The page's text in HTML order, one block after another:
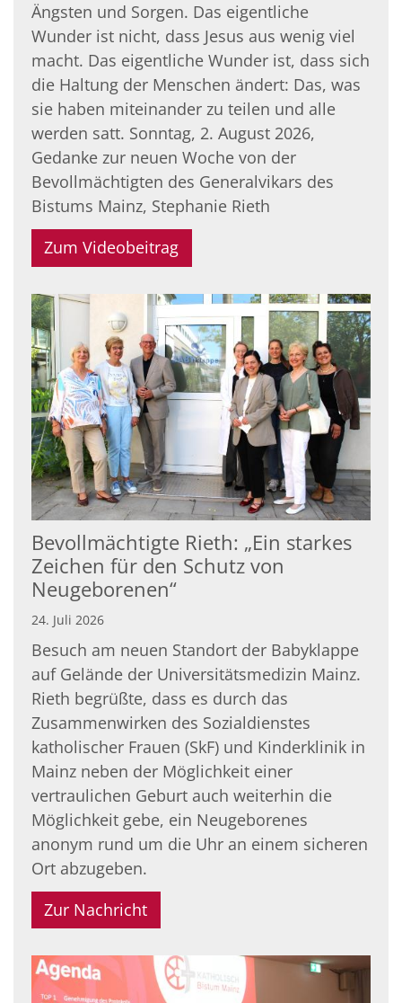
Ängsten und Sorgen. Das eigentliche
Wunder ist nicht, dass Jesus aus wenig viel
macht. Das eigentliche Wunder ist, dass sich
die Haltung der Menschen ändert: Das, was
sie haben miteinander zu teilen und alle
werden satt. Sonntag, 2. August 2026,
Gedanke zur neuen Woche von der
Bevollmächtigten des Generalvikars des
Bistums Mainz, Stephanie Rieth
Zum Videobeitrag
Bevollmächtigte Rieth: „Ein starkes
Zeichen für den Schutz von
Neugeborenen“
24. Juli 2026
Besuch am neuen Standort der Babyklappe
auf Gelände der Universitätsmedizin Mainz.
Rieth begrüßte, dass es durch das
Zusammenwirken des Sozialdienstes
katholischer Frauen (SkF) und Kinderklinik in
Mainz neben der Möglichkeit einer
vertraulichen Geburt auch weiterhin die
Möglichkeit gebe, ein Neugeborenes
anonym rund um die Uhr an einem sicheren
Ort abzugeben.
Zur Nachricht